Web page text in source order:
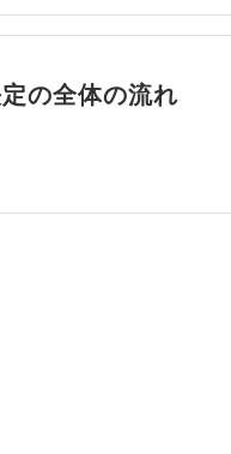
の全体の流れ